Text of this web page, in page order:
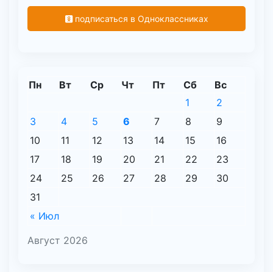
подписаться в Одноклассниках
Август 2026
Пн Вт Ср Чт Пт Сб Вс
« Июл
1
2
3
4 5 6 7 8
9
10
11 12 13 14 15
16
17
18 19 20 21 22
23
24
25 26 27 28 29
30
31